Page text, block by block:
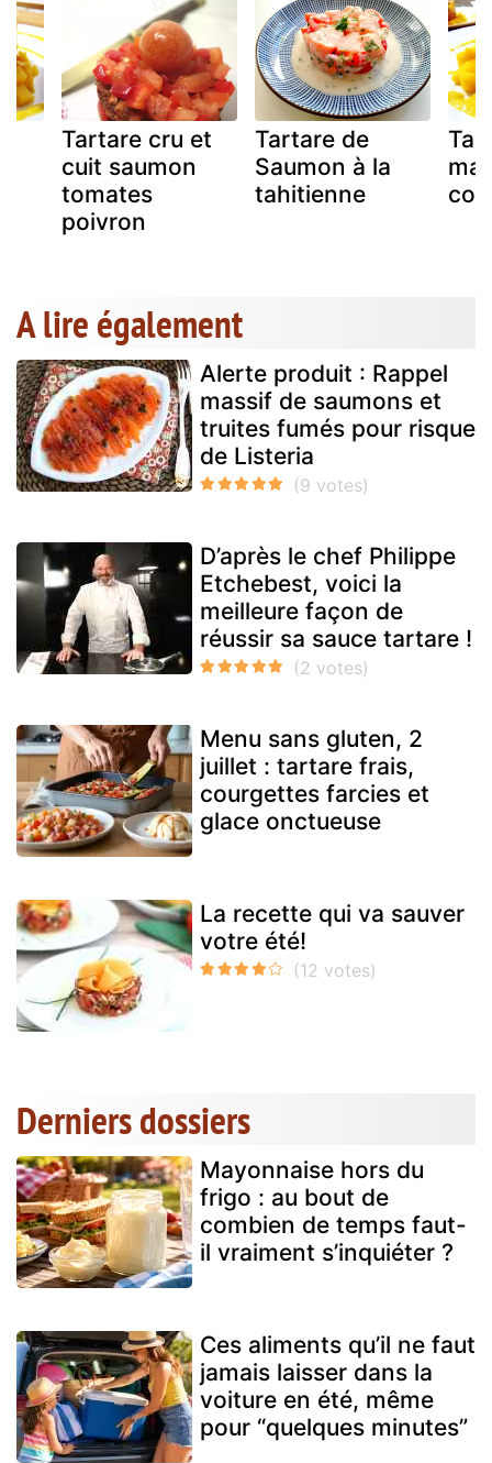
Tartare cru et
cuit saumon
tomates
poivron
Tartare de
Saumon à la
tahitienne
A lire également
Alerte produit : Rappel
massif de saumons et
truites fumés pour risque
de Listeria
D’après le chef Philippe
Etchebest, voici la
meilleure façon de
réussir sa sauce tartare !
Menu sans gluten, 2
juillet : tartare frais,
courgettes farcies et
glace onctueuse
La recette qui va sauver
votre été!
Derniers dossiers
Mayonnaise hors du
frigo : au bout de
combien de temps faut-
il vraiment s’inquiéter ?
Ces aliments qu’il ne faut
jamais laisser dans la
voiture en été, même
pour “quelques minutes”